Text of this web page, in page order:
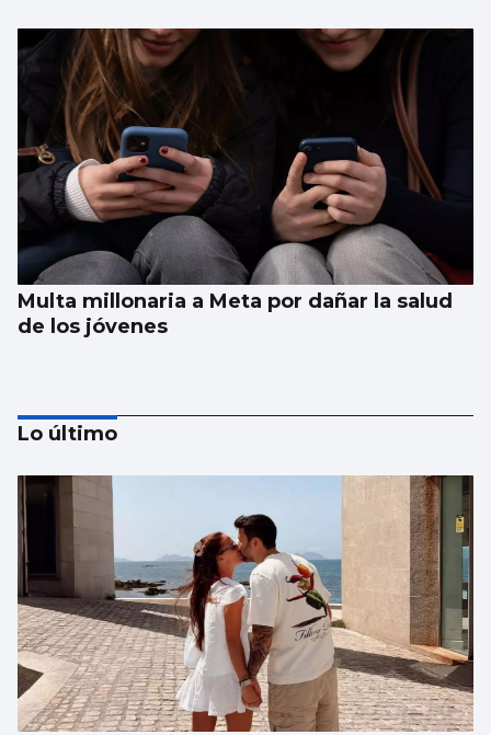
Multa millonaria a Meta por dañar la salud
de los jóvenes
Galería | Álbum para celebrar el Día
Internacional del Gato
Lo último